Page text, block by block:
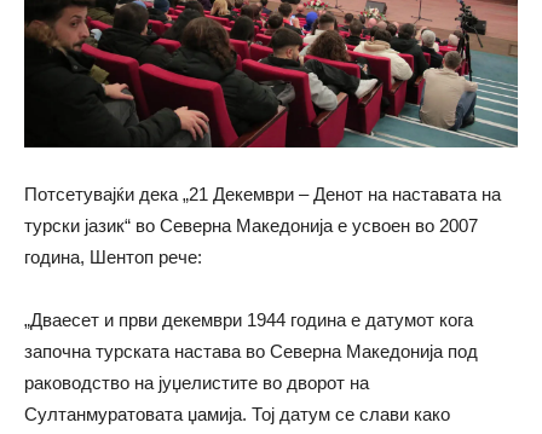
Потсетувајќи дека „21 Декември – Денот на наставата на
турски јазик“ во Северна Македонија е усвоен во 2007
година, Шентоп рече:
„Дваесет и први декември 1944 година е датумот кога
започна турската настава во Северна Македонија под
раководство на јуџелистите во дворот на
Султанмуратовата џамија. Тој датум се слави како